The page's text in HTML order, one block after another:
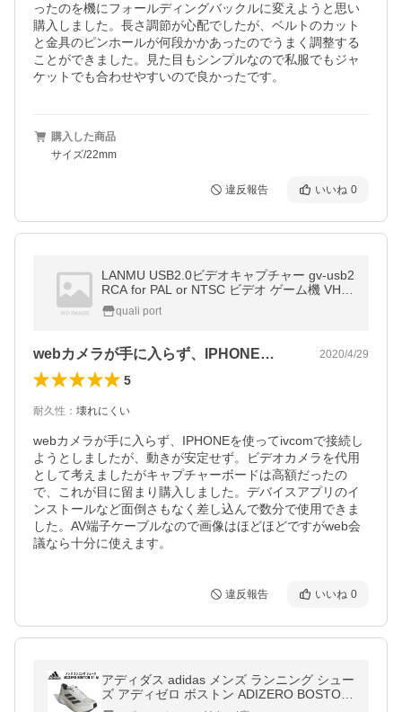
ったのを機にフォールディングバックルに変えようと思い
購入しました。長さ調節が心配でしたが、ベルトのカット
と金具のピンホールが何段かかあったのでうまく調整する
ことができました。見た目もシンプルなので私服でもジャ
ケットでも合わせやすいので良かったです。
購入した商品
サイズ/22mm
違反報告 いいね 0
LANMU USB2.0ビデオキャプチャー gv-usb2
RCA for PAL or NTSC ビデオ ゲーム機 VHS
テープ8mm DVD ダビング ビデオ テープ dv
d quali port
webカメラが手に入らず、IPHONE… 2020/4/29
5
耐久性 ： 壊れにくい
webカメラが手に入らず、IPHONEを使ってivcomで接続し
ようとしましたが、動きが安定せず。ビデオカメラを代用
として考えましたがキャプチャーボードは高額だったの
で、これが目に留まり購入しました。デバイスアプリのイ
ンストールなど面倒さもなく差し込んで数分で使用できま
した。AV端子ケーブルなので画像はほどほどですがweb会
議なら十分に使えます。
違反報告 いいね 0
アディダス adidas メンズ ランニング シュー
ズ アディゼロ ボストン ADIZERO BOSTON
11 M GY8407